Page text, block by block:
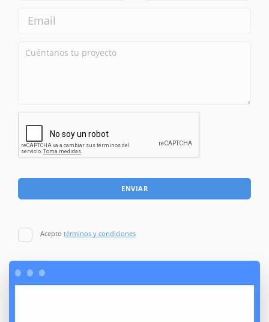
ENVIAR
Acepto términos y condiciones